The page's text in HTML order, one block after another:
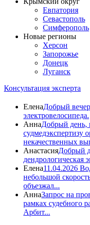
Евпатория
Севастополь
Симферополь
Новые регионы
Херсон
Запорожье
Донецк
Луганск
Консультация эксперта
ЕленаДобрый
электровелосипеда.
АннаДобрый день,
судмедэкспертизу
некачественных
АнастасияДобрый
дендрологическая
Елена11.04.2026
небольшой
объезжал...
АннаЗапрос на
рамках судебного
Арбит...